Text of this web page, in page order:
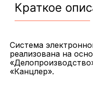
Краткое
Система
реализована на
«Канцлер».